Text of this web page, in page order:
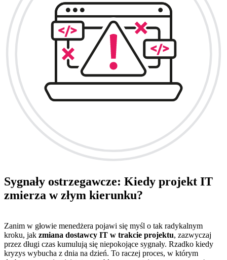
Sygnały ostrzegawcze: Kiedy projekt IT
zmierza w złym kierunku?
Zanim w głowie menedżera pojawi się myśl o tak radykalnym
kroku, jak zmiana dostawcy IT w trakcie projektu, zazwyczaj
przez długi czas kumulują się niepokojące sygnały. Rzadko kiedy
kryzys wybucha z dnia na dzień. To raczej proces, w którym